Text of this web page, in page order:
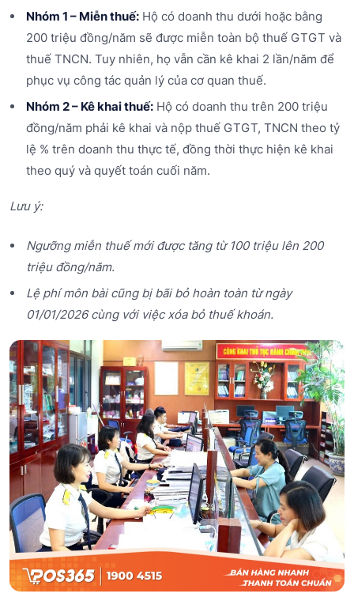
Nhóm 1 – Miễn thuế:Hộ có doanh thu dưới hoặc bằng
200 triệu đồng/năm sẽ được miễn toàn bộ thuế GTGT và
thuế TNCN. Tuy nhiên, họ vẫn cần kê khai 2 lần/năm để
phục vụ công tác quản lý của cơ quan thuế.
Nhóm 2 – Kê khai thuế:Hộ có doanh thu trên 200 triệu
đồng/năm phải kê khai và nộp thuế GTGT, TNCN theo tỷ
lệ % trên doanh thu thực tế, đồng thời thực hiện kê khai
theo quý và quyết toán cuối năm.
Lưu ý:
Ngưỡng miễn thuế mới được tăng từ 100 triệu lên 200
triệu đồng/năm.
Lệ phí môn bài cũng bị bãi bỏ hoàn toàn từ ngày
01/01/2026 cùng với việc xóa bỏ thuế khoán.